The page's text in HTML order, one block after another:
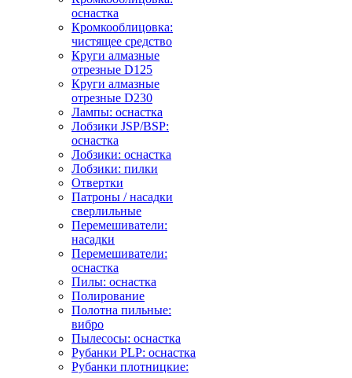
оснастка
Кромкооблицовка:
чистящее средство
Круги алмазные
отрезные D125
Круги алмазные
отрезные D230
Лампы: оснастка
Лобзики JSP/BSP:
оснастка
Лобзики: оснастка
Лобзики: пилки
Отвертки
Патроны / насадки
сверлильные
Перемешиватели:
насадки
Перемешиватели:
оснастка
Пилы: оснастка
Полирование
Полотна пильные:
вибро
Пылесосы: оснастка
Рубанки PLP: оснастка
Рубанки плотницкие: